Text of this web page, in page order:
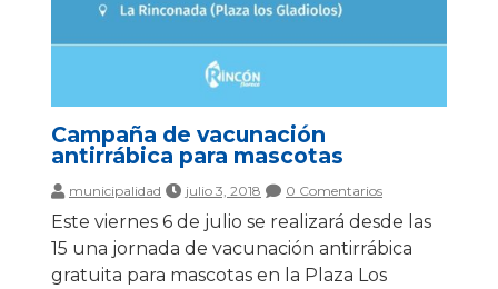
Campaña de vacunación
antirrábica para mascotas
municipalidad julio 3, 2018 0 Comentarios
Este viernes 6 de julio se realizará desde las
15 una jornada de vacunación antirrábica
gratuita para mascotas en la Plaza Los